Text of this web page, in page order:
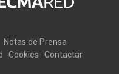
Notas de Prensa
Cookies Contactar